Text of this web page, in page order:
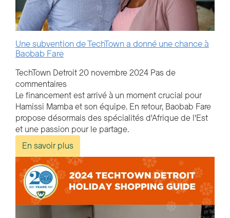
Une subvention de TechTown a donné une chance à
Baobab Fare
TechTown Detroit20 novembre 2024 Pas de
commentaires
Le financement est arrivé à un moment crucial pour
Hamissi Mamba et son équipe. En retour, Baobab Fare
propose désormais des spécialités d'Afrique de l'Est
et une passion pour le partage.
En savoir plus